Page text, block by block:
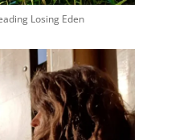
Losing Eden